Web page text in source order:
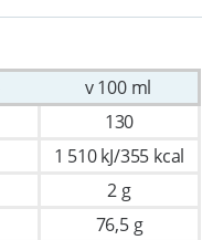
v 100 ml
130
1 510 kJ/355 kcal
2 g
76,5 g